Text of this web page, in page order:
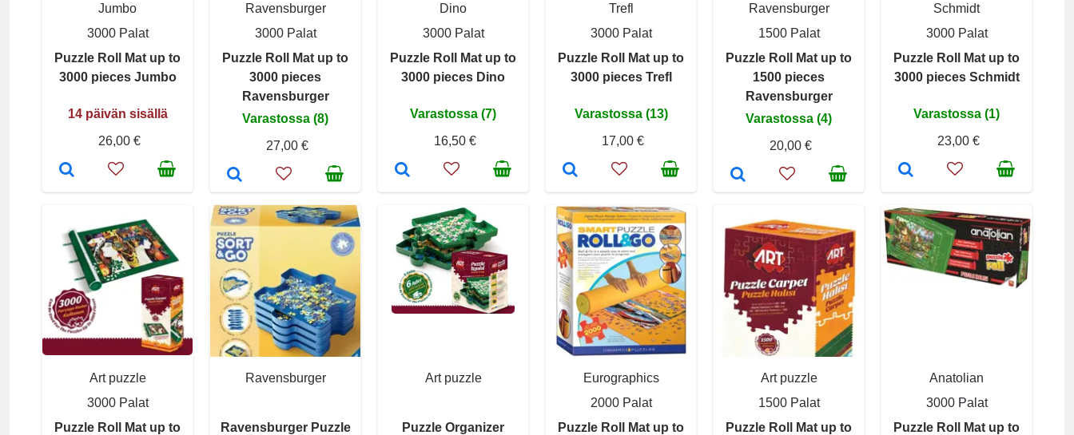
Jumbo
3000 Palat
Puzzle Roll Mat up to
3000 pieces Jumbo
14 päivän sisällä
26,00 €
Ravensburger
3000 Palat
Puzzle Roll Mat up to
3000 pieces
Ravensburger
Varastossa (8)
27,00 €
Dino
3000 Palat
Puzzle Roll Mat up to
3000 pieces Dino
Varastossa (7)
16,50 €
Trefl
3000 Palat
Puzzle Roll Mat up to
3000 pieces Trefl
Varastossa (13)
17,00 €
Ravensburger
1500 Palat
Puzzle Roll Mat up to
1500 pieces
Ravensburger
Varastossa (4)
20,00 €
Schmidt
3000 Palat
Puzzle Roll Mat up to
3000 pieces Schmidt
Varastossa (1)
23,00 €
Art puzzle
3000 Palat
Puzzle Roll Mat up to
Ravensburger
Ravensburger Puzzle
Art puzzle
Puzzle Organizer
Eurographics
2000 Palat
Puzzle Roll Mat up to
Art puzzle
1500 Palat
Puzzle Roll Mat up to
Anatolian
3000 Palat
Puzzle Roll Mat up to